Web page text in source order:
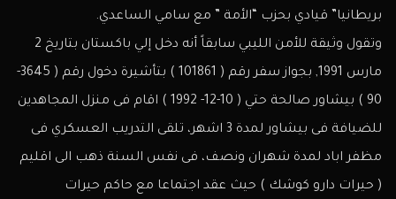
بريطانيا” قيادي بحزب “الأمة ” مع سامي الساعدي.
وتقول وثيقة للأمن الليبي سابقاً أنه دخل إلي باكستان بتاريخ 2
مارس 1991, بجواز سفر رقم ( 101861 ) بتأشيرة دخول رقم ( 3645-
90 ) بيشاور صالحة حتي ( 10-12- 1992 ) اقام فى منزل المجاهدين
للضيافة فى بيشاور لمدة 3 اشهر، تلقى التدريب العسكري فى
مظفر اباد لمدة شهران ونصف، فى نفس السنة ذهب الى اقليم
( حيرات دارو كوشك ) حيث عقد اجتماعا مع حاكم حيرات